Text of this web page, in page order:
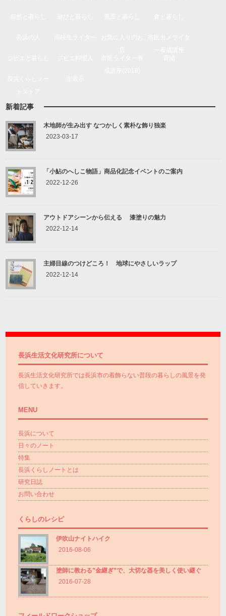
新着記事
木地師が生み出す なつかしく素朴な飾り独楽
2023-03-17
「小鮎のへしこ物語」商品化記念イベントのご案内
2022-12-26
アウトドアシーンから伝える 漆塗りの魅力
2022-12-14
主婦目線のつけどころ！ 地球にやさしいラップ
2022-12-14
長浜生活文化研究所について
長浜生活文化研究所では長浜市の着飾らない普段の暮らしの風景を発
信していきます。
MENU
長浜について
日々のノート
特集
長浜くらしノートとは
研究日誌
お問い合わせ
くらしのレシピ
伊吹山ナイトハイク
2016-08-06
塗師に教わる”金継ぎ”で、大切な器を美しく使い継ぐ
2016-07-28